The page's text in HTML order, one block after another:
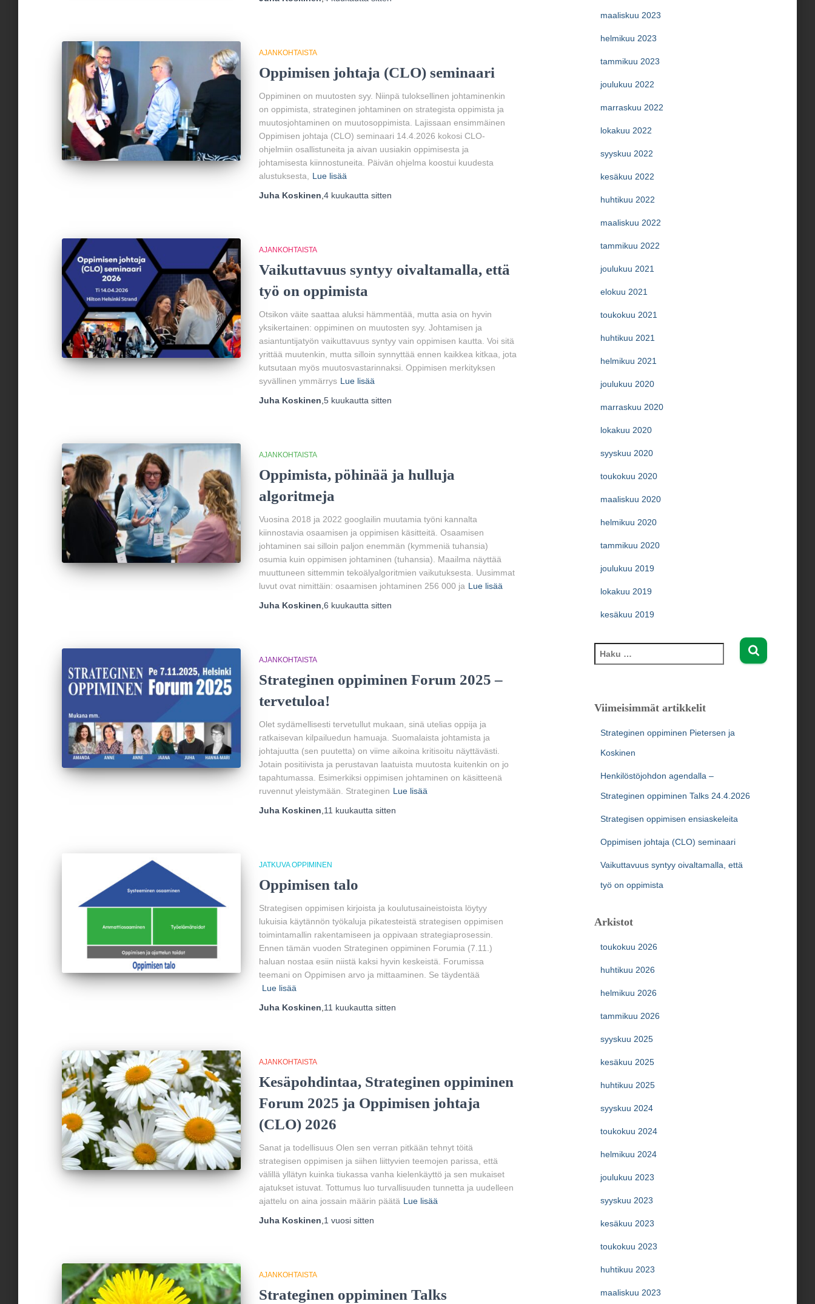
AJANKOHTAISTA
Oppimisen johtaja (CLO) seminaari
Oppiminen on muutosten syy. Niinpä tuloksellinen johtaminenkin
on oppimista, strateginen johtaminen on strategista oppimista ja
muutosjohtaminen on muutosoppimista. Lajissaan ensimmäinen
Oppimisen johtaja (CLO) seminaari 14.4.2026 kokosi CLO-
ohjelmiin osallistuneita ja aivan uusiakin oppimisesta ja
johtamisesta kiinnostuneita. Päivän ohjelma koostui kuudesta
alustuksesta,
Lue lisää
Juha Koskinen 4 kuukautta sitten
AJANKOHTAISTA
Vaikuttavuus syntyy oivaltamalla, että
työ on oppimista
Otsikon väite saattaa aluksi hämmentää, mutta asia on hyvin
yksikertainen: oppiminen on muutosten syy. Johtamisen ja
asiantuntijatyön vaikuttavuus syntyy vain oppimisen kautta. Voi sitä
yrittää muutenkin, mutta silloin synnyttää ennen kaikkea kitkaa, jota
kutsutaan myös muutosvastarinnaksi. Oppimisen merkityksen
syvällinen ymmärrys Lue lisää
Juha Koskinen 5 kuukautta sitten
AJANKOHTAISTA
Oppimista, pöhinää ja hulluja
algoritmeja
Vuosina 2018 ja 2022 googlailin muutamia työni kannalta
kiinnostavia osaamisen ja oppimisen käsitteitä. Osaamisen
johtaminen sai silloin paljon enemmän (kymmeniä tuhansia)
osumia kuin oppimisen johtaminen (tuhansia). Maailma näyttää
muuttuneen sittemmin tekoälyalgoritmien vaikutuksesta. Uusimmat
luvut ovat nimittäin: osaamisen johtaminen 256 000 ja Lue lisää
Juha Koskinen 6 kuukautta sitten
AJANKOHTAISTA
Strateginen oppiminen Forum 2025 –
tervetuloa!
Olet sydämellisesti tervetullut mukaan, sinä utelias oppija ja
ratkaisevan kilpailuedun hamuaja. Suomalaista johtamista ja
johtajuutta (sen puutetta) on viime aikoina kritisoitu näyttävästi.
Jotain positiivista ja perustavan laatuista muutosta kuitenkin on jo
tapahtumassa. Esimerkiksi oppimisen johtaminen on käsitteenä
ruvennut yleistymään. Strateginen Lue lisää
Juha Koskinen 11 kuukautta sitten
JATKUVA OPPIMINEN
Oppimisen talo
Strategisen oppimisen kirjoista ja koulutusaineistoista löytyy
lukuisia käytännön työkaluja pikatesteistä strategisen oppimisen
toimintamallin rakentamiseen ja oppivaan strategiaprosessin.
Ennen tämän vuoden Strateginen oppiminen Forumia (7.11.)
haluan nostaa esiin niistä kaksi hyvin keskeistä. Forumissa
teemani on Oppimisen arvo ja mittaaminen. Se täydentää
Lue lisää
Juha Koskinen 11 kuukautta sitten
AJANKOHTAISTA
Kesäpohdintaa, Strateginen oppiminen
Forum 2025 ja Oppimisen johtaja
(CLO) 2026
Sanat ja todellisuus Olen sen verran pitkään tehnyt töitä
strategisen oppimisen ja siihen liittyvien teemojen parissa, että
välillä yllätyn kuinka tiukassa vanha kielenkäyttö ja sen mukaiset
ajatukset istuvat. Tottumus luo turvallisuuden tunnetta ja uudelleen
ajattelu on aina jossain määrin päätä Lue lisää
Juha Koskinen 1 vuosi sitten
AJANKOHTAISTA
Strateginen oppiminen Talks
maaliskuu 2023
helmikuu 2023
tammikuu 2023
joulukuu 2022
marraskuu 2022
lokakuu 2022
syyskuu 2022
kesäkuu 2022
huhtikuu 2022
maaliskuu 2022
tammikuu 2022
joulukuu 2021
elokuu 2021
toukokuu 2021
huhtikuu 2021
helmikuu 2021
joulukuu 2020
marraskuu 2020
lokakuu 2020
syyskuu 2020
toukokuu 2020
maaliskuu 2020
helmikuu 2020
tammikuu 2020
joulukuu 2019
lokakuu 2019
kesäkuu 2019
a
:Viimeisimmät artikkelit
Strateginen oppiminen Pietersen ja
Koskinen
Henkilöstöjohdon agendalla –
Strateginen oppiminen Talks 24.4.2026
Strategisen oppimisen ensiaskeleita
Oppimisen johtaja (CLO) seminaari
Vaikuttavuus syntyy oivaltamalla, että
työ on oppimista
Arkistot
toukokuu 2026
huhtikuu 2026
helmikuu 2026
tammikuu 2026
syyskuu 2025
kesäkuu 2025
huhtikuu 2025
syyskuu 2024
toukokuu 2024
helmikuu 2024
joulukuu 2023
syyskuu 2023
kesäkuu 2023
toukokuu 2023
huhtikuu 2023
maaliskuu 2023